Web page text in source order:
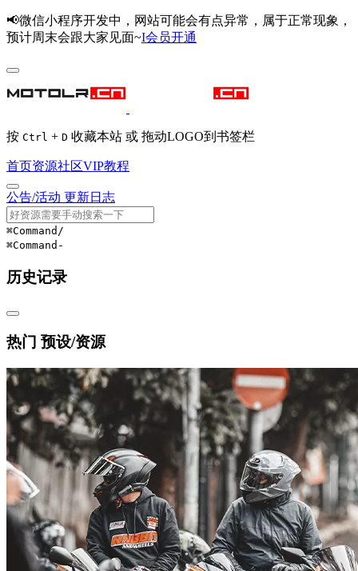
📢微信小程序开发中，网站可能会有点异常，属于正常现象，
预计周末会跟大家见面~I会员开通
按 Ctrl + D 收藏本站 或 拖动LOGO到书签栏
首页资源社区VIP教程
公告/活动 更新日志
⌘Command /
⌘Command -
历史记录
热门 预设/资源